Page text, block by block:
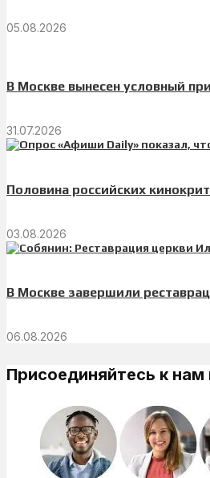
05.08.2026
В Москве вынесен условный
31.07.2026
Половина российских
03.08.2026
В Москве завершили
06.08.2026
Присоединяйтесь к нам